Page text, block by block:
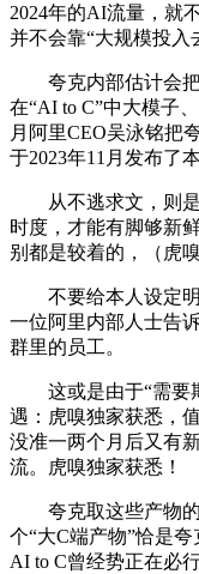
2024年的AI流量，就
并不会靠“大规模投入
夸克内部估计会把
在“AI to C”中大模子
月阿里CEO吴泳铭把
于2023年11月发布了
从不逃求文，则是
时度，才能有脚够新
别都是较着的，（虎
不要给本人设定明
一位阿里内部人士告
群里的员工。
这或是由于“需要期
遇：虎嗅独家获悉，
没准一两个月后又有
流。虎嗅独家获悉！
夸克取这些产物的
个“大C端产物”恰是
AI to C曾经势正在必